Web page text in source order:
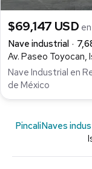
$69,147 USD
Nave industrial
Av. Paseo Toyocan,
Nave Industrial en
de México
PincaliNaves